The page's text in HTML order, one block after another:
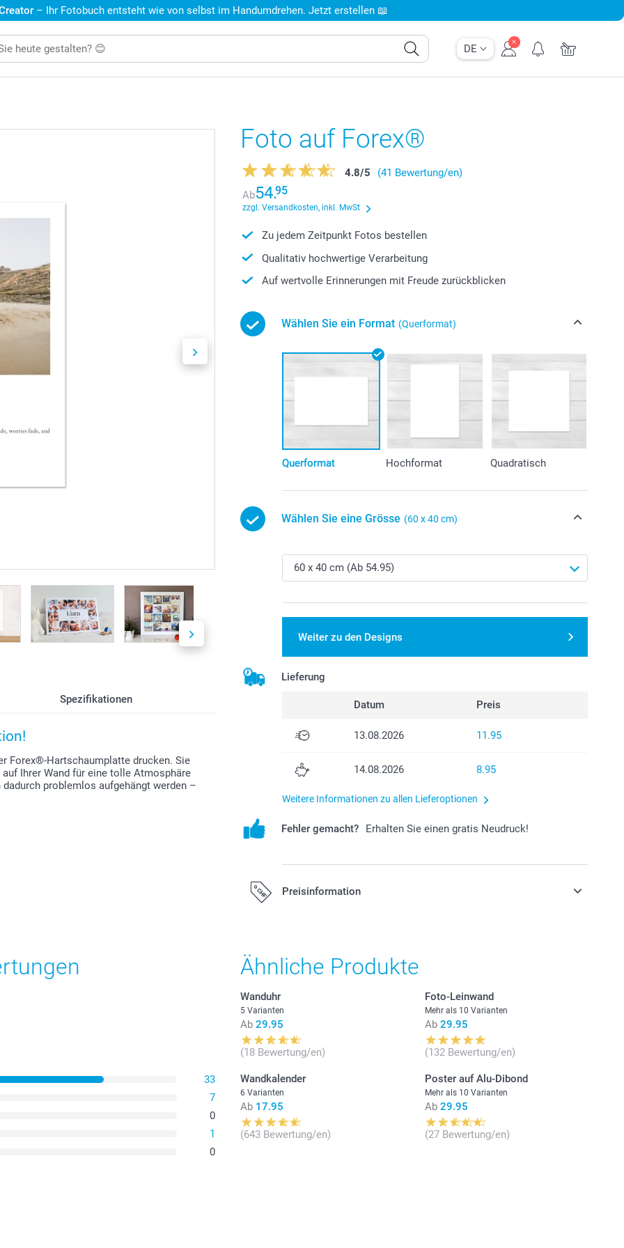
DE
– Ihr Fotobuch entsteht wie von selbst im Handumdrehen. Jetzt erstellen 📖
Spezifikationen
Forex®-Hartschaumplatte drucken. Sie
Ihrer Wand für eine tolle Atmosphäre
problemlos aufgehängt werden –
Foto auf Forex®
4.8/5
(41 Bewertung/en)
Ab54.95
zzgl. Versandkosten, inkl. MwSt
Zu jedem Zeitpunkt Fotos bestellen
Qualitativ hochwertige Verarbeitung
Auf wertvolle Erinnerungen mit Freude zurückblicken
Wählen Sie ein Format (Querformat)
Querformat Hochformat Quadratisch
Wählen Sie eine Grösse (60 x 40 cm)
Weiter zu den Designs
Lieferung
Datum Preis
13.08.2026 11.95
14.08.2026 8.95
Weitere Informationen zu allen Lieferoptionen
Fehler gemacht? Erhalten Sie einen gratis Neudruck!
Preisinformation
zzgl. Versandkosten.
33
7
0
1
0
Ähnliche Produkte
Wanduhr
5 Varianten
Ab 29.95
(18 Bewertung/en)
Foto-Leinwand
Mehr als 10 Varianten
Ab 29.95
(132 Bewertung/en)
Wandkalender
6 Varianten
Ab 17.95
(643 Bewertung/en)
Poster auf Alu-Dibond
Mehr als 10 Varianten
Ab 29.95
(27 Bewertung/en)